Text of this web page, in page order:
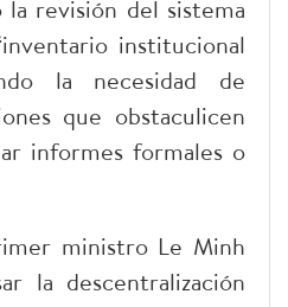
la revisión del sistema
institucional
la necesidad de
que obstaculicen
informes formales o
ministro Le Minh
la descentralización